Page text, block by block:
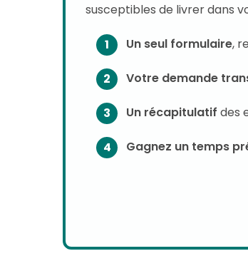
susceptibles de livrer dans
Un seul formulaire,
Votre demande
Un récapitulatif des
Gagnez un temps